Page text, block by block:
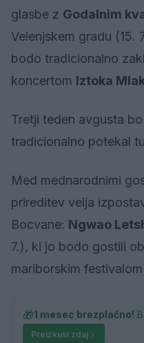
glasbe z Godalnim
Velenjskem gradu (15.
bodo tradicionalno
koncertom Iztoka
Tretji teden avgusta
tradicionalno potekal
Med mednarodnimi
prireditev velja
Bocvane: Ngwao
7.), ki jo bodo gostili
mariborskim
🎁1 mesec brezplačno!
Preizkusi zdaj